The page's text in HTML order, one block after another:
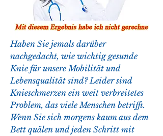
Haben Sie jemals darüber
nachgedacht, wie wichtig gesunde
Knie für unsere Mobilität und
Lebensqualität sind? Leider sind
Knieschmerzen ein weit verbreitetes
Problem, das viele Menschen betrifft.
Wenn Sie sich morgens kaum aus dem
Bett quälen und jeden Schritt mit